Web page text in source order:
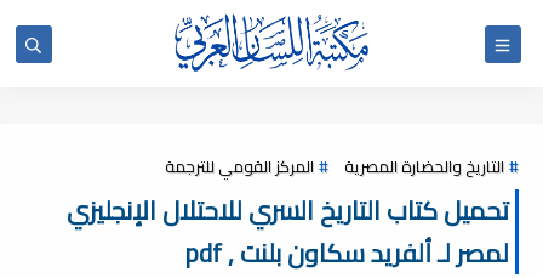
التاريخ والحضارة المصرية المركز القومي للترجمة
تحميل كتاب التاريخ السري للاحتلال الإنجليزي
لمصر لـ ألفريد سكاون بلنت , pdf